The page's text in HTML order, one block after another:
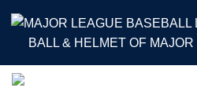
BALL & HELMET OF